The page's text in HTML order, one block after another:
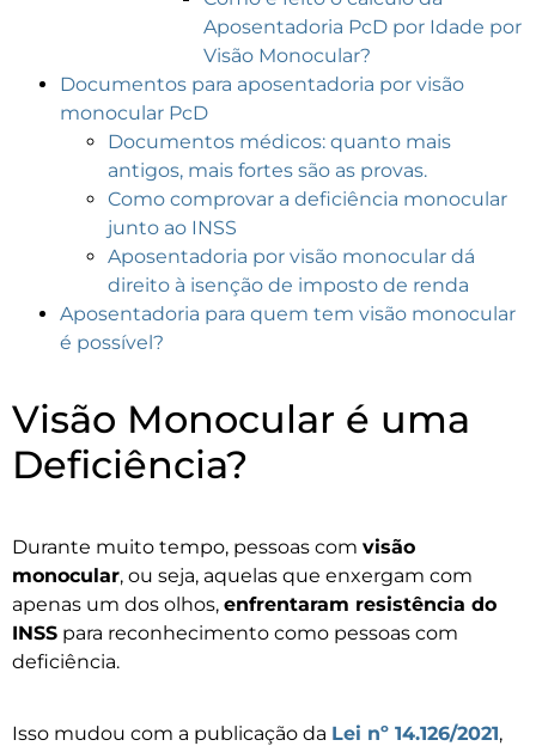
Aposentadoria PcD por Idade por
Visão Monocular?
Documentos para aposentadoria por visão
monocular PcD
Documentos médicos: quanto mais
antigos, mais fortes são as provas.
Como comprovar a deficiência monocular
junto ao INSS
Aposentadoria por visão monocular dá
direito à isenção de imposto de renda
Aposentadoria para quem tem visão monocular
é possível?
Visão Monocular é uma
Deficiência?
Durante muito tempo, pessoas com visão
monocular, ou seja, aquelas que enxergam com
apenas um dos olhos, enfrentaram resistência do
INSS para reconhecimento como pessoas com
deficiência.
Isso mudou com a publicação da Lei nº 14.126/2021,